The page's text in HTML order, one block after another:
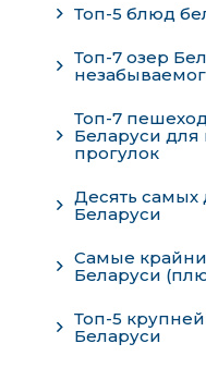
Топ-5 блюд
Топ-7 озер
Топ-7
Беларуси для
прогулок
Десять
Беларуси
Самые
Беларуси
Топ-5
Беларуси